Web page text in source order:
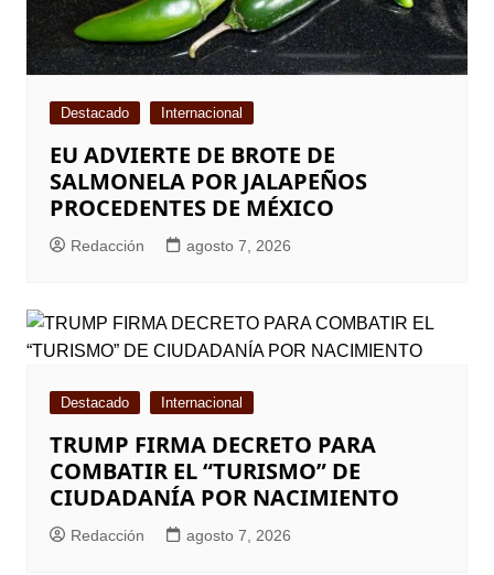
Destacado Internacional
EU ADVIERTE DE BROTE DE
SALMONELA POR JALAPEÑOS
PROCEDENTES DE MÉXICO
Redacción agosto 7, 2026
Destacado Internacional
TRUMP FIRMA DECRETO PARA
COMBATIR EL “TURISMO” DE
CIUDADANÍA POR NACIMIENTO
Redacción agosto 7, 2026